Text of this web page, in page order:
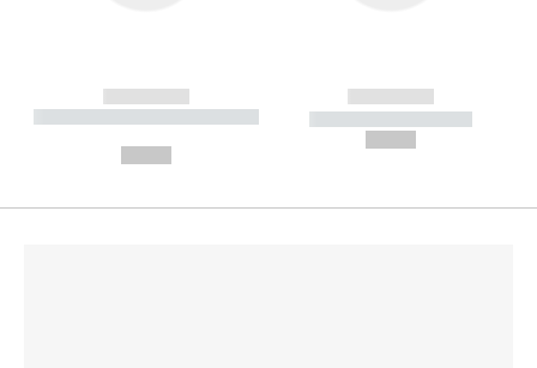
------------
----------- ----------- --------
------------
----------- -----------